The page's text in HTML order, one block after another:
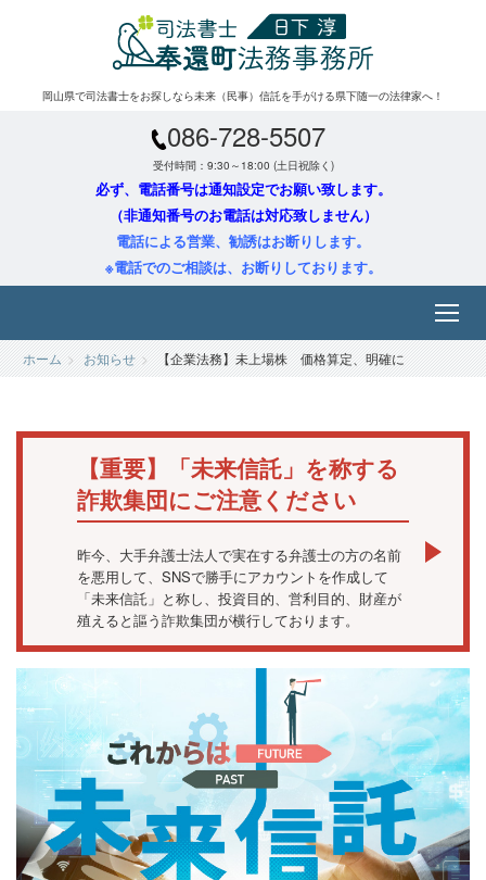
岡山県で司法書士をお探しなら未来（民事）信託を手がける県下随一の法律家へ！
086-728-5507
受付時間：9:30～18:00 (土日祝除く)
必ず、電話番号は通知設定でお願い致します。
（非通知番号のお電話は対応致しません）
電話による営業、勧誘はお断りします。
※電話でのご相談は、お断りしております。
ホーム お知らせ 【企業法務】未上場株 価格算定、明確に
【重要】「未来信託」を称する
詐欺集団にご注意ください
昨今、大手弁護士法人で実在する弁護士の方の名前
を悪用して、SNSで勝手にアカウントを作成して
「未来信託」と称し、投資目的、営利目的、財産が
殖えると謳う詐欺集団が横行しております。